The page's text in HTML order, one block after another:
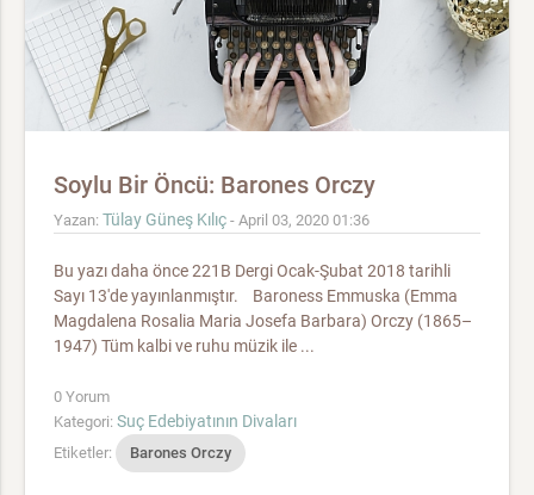
Soylu Bir Öncü: Barones Orczy
Yazan: Tülay Güneş Kılıç - April 03, 2020 01:36
Bu yazı daha önce 221B Dergi Ocak-Şubat 2018 tarihli
Sayı 13'de yayınlanmıştır. Baroness Emmuska (Emma
Magdalena Rosalia Maria Josefa Barbara) Orczy (1865–
1947) Tüm kalbi ve ruhu müzik ile ...
0 Yorum
Kategori: Suç Edebiyatının Divaları
Etiketler: Barones Orczy